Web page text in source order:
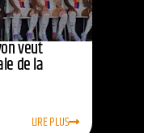
veut
de la
LIRE PLUS